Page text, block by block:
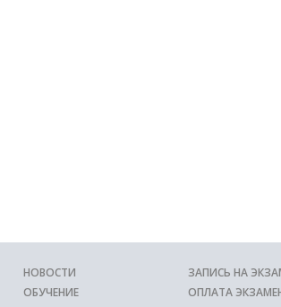
НОВОСТИ
ОБУЧЕНИЕ
ЗАПИСЬ НА
ОПЛАТА